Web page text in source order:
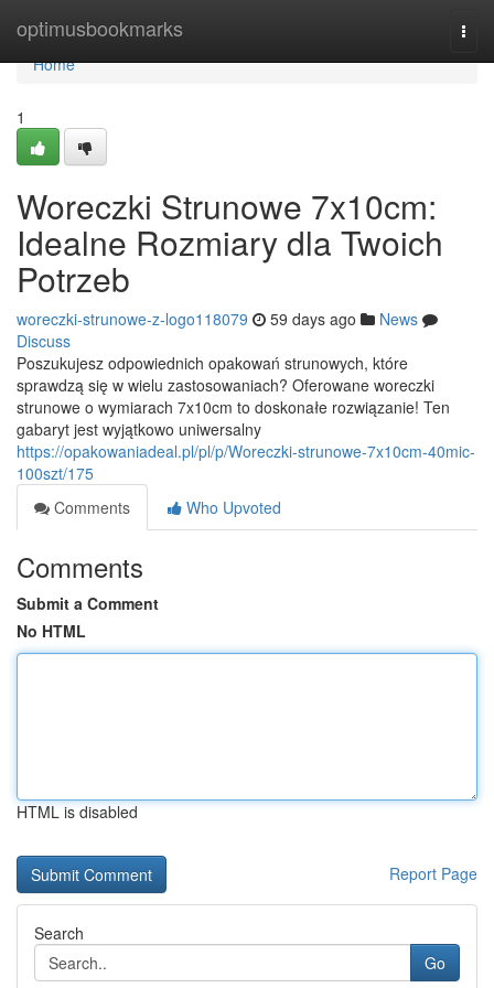
optimusbookmarks
Home
Home
1
Woreczki Strunowe 7x10cm:
Idealne Rozmiary dla Twoich
Potrzeb
woreczki-strunowe-z-logo118079 59 days ago
News
Discuss
Poszukujesz odpowiednich opakowań strunowych, które
sprawdzą się w wielu zastosowaniach? Oferowane woreczki
strunowe o wymiarach 7x10cm to doskonałe rozwiązanie! Ten
gabaryt jest wyjątkowo uniwersalny
https://opakowaniadeal.pl/pl/p/Woreczki-strunowe-7x10cm-40mic-
100szt/175
Comments
Who Upvoted
Comments
Submit a Comment
No HTML
HTML is disabled
Report Page
Search
Go